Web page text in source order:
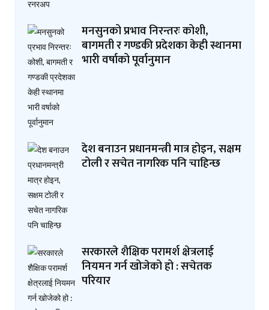
मनसुनको प्रभाव निरन्तरः कोशी,
बागमती र गण्डकी प्रदेशका केही स्थानमा
भारी वर्षाको पूर्वानुमान
देश बनाउन प्रधानमन्त्री मात्र होइन, सक्षम
टोली र सचेत नागरिक पनि चाहिन्छ
सरकारले शैक्षिक परामर्श क्षेत्रलाई
नियमन गर्न खोजेको हो : सचेतक
परियार